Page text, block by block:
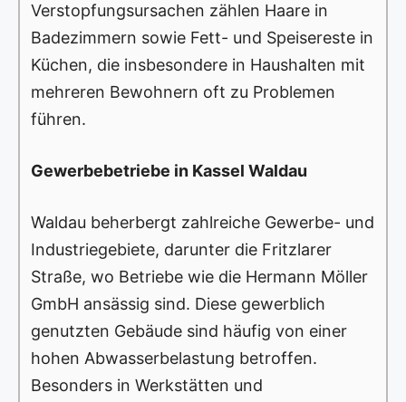
Verstopfungsursachen zählen Haare in
Badezimmern sowie Fett- und Speisereste in
Küchen, die insbesondere in Haushalten mit
mehreren Bewohnern oft zu Problemen
führen.
Gewerbebetriebe in Kassel Waldau
Waldau beherbergt zahlreiche Gewerbe- und
Industriegebiete, darunter die Fritzlarer
Straße, wo Betriebe wie die Hermann Möller
GmbH ansässig sind. Diese gewerblich
genutzten Gebäude sind häufig von einer
hohen Abwasserbelastung betroffen.
Besonders in Werkstätten und